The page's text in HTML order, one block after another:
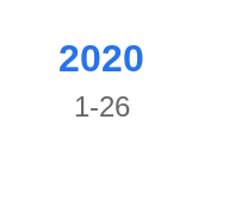
2020
1-26